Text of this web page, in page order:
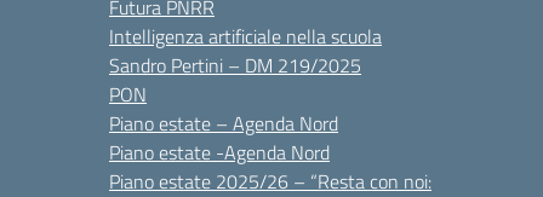
Futura PNRR
Intelligenza artificiale nella scuola
Sandro Pertini – DM 219/2025
PON
Piano estate – Agenda Nord
Piano estate -Agenda Nord
Piano estate 2025/26 – “Resta con noi: